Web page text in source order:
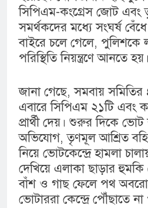
সিপিএম-কংগ্রেস জোট এবং
সমর্থকদের মধ্যে সংঘর্ষ বেঁধে
বাইরে চলে গেলে, পুলিশকে
পরিস্থিতি নিয়ন্ত্রণে আনতে হয়।
জানা গেছে, সমবায়
এবারে সিপিএম ২১টি এবং
প্রার্থী দেয়। শুরুর দিকে ভোট
অভিযোগ, তৃণমূল আশ্রিত
নিয়ে ভোটকেন্দ্রে হামলা
দেখিয়ে এলাকা ছাড়ার হুমকি
বাঁশ ও গাছ ফেলে পথ
ভোটাররা কেন্দ্রে পৌঁছাতে না